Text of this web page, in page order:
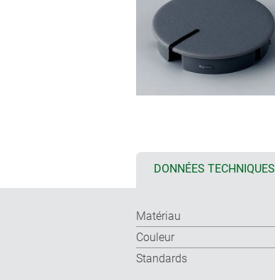
DONNÉES TECHNIQUES
Matériau
Couleur
Standards